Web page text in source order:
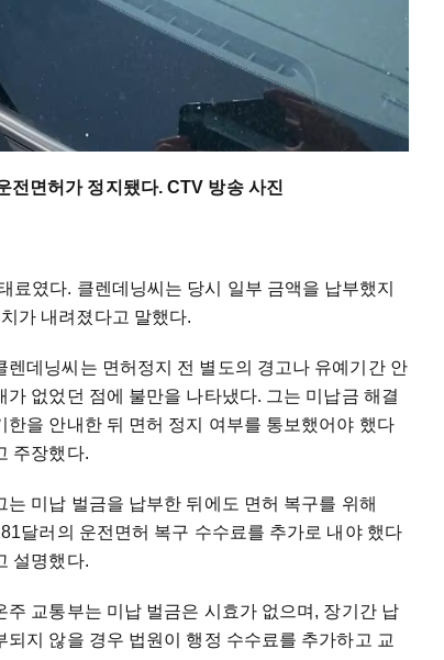
전면허가 정지됐다. CTV 방송 사진
였다. 클렌데닝씨는 당시 일부 금액을 납부했지
가 내려졌다고 말했다.
렌데닝씨는 면허정지 전 별도의 경고나 유예기간 안
가 없었던 점에 불만을 나타냈다. 그는 미납금 해결
한을 안내한 뒤 면허 정지 여부를 통보했어야 했다
주장했다.
는 미납 벌금을 납부한 뒤에도 면허 복구를 위해
달러의 운전면허 복구 수수료를 추가로 내야 했다
설명했다.
주 교통부는 미납 벌금은 시효가 없으며, 장기간 납
되지 않을 경우 법원이 행정 수수료를 추가하고 교